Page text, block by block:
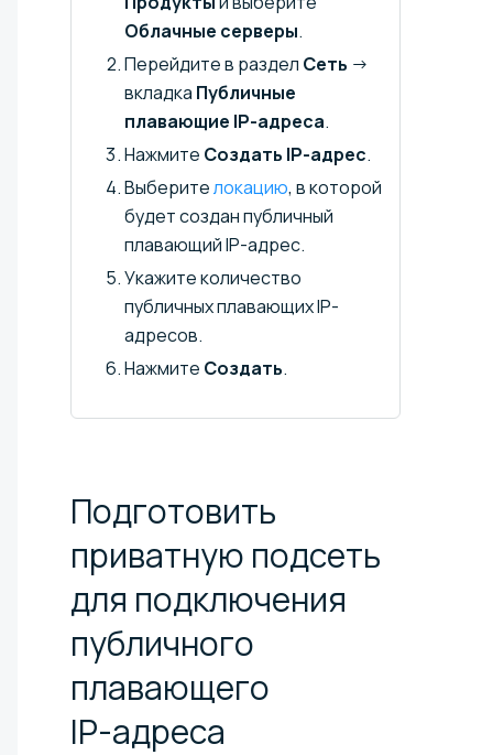
Облачные серверы.
Перейдите в раздел Сеть →
вкладка Публичные
плавающие IP-адреса.
Нажмите Создать IP-адрес.
Выберителокацию, в которой
будет создан публичный
плавающий IP-адрес.
Укажите количество
публичных плавающих IP-
адресов.
Нажмите Создать.
Подготовить
приватную подсеть
для подключения
публичного
плавающего
IP-адреса⁠